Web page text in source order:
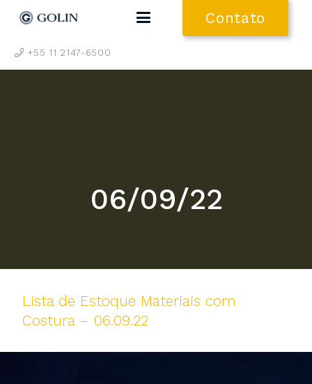
Contato
+55 11 2147-6500
06/09/22
Lista de Estoque Materiais com
Costura – 06.09.22